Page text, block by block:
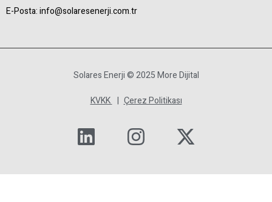
E-Posta:info@solaresenerji.com.tr
Solares Enerji © 2025 More Dijital
KVKK | Çerez Politikası